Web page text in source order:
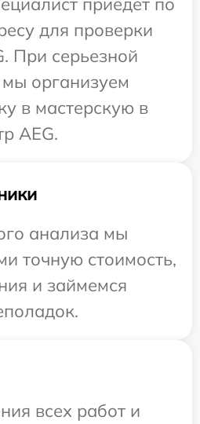
для проверки
При серьезной
организуем
в мастерскую в
AEG.
анализа мы
точную стоимость,
и займемся
всех работ и